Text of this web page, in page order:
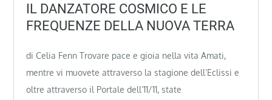
IL DANZATORE COSMICO E LE
FREQUENZE DELLA NUOVA TERRA
di Celia Fenn Trovare pace e gioia nella vita Amati,
mentre vi muovete attraverso la stagione dell’Eclissi e
oltre attraverso il Portale dell’11/11, state